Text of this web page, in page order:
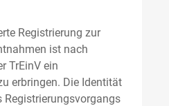
Registrierung zur
ist nach
TrEinV ein
erbringen. Die Identität
Registrierungsvorgangs